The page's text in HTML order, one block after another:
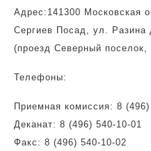
Адрес:141300 Московская
Сергиев Посад, ул. Разина
(проезд Северный
Телефоны:
Приемная комиссия: 8
Деканат: 8 (496) 540-10-01
Факс: 8 (496) 540-10-02